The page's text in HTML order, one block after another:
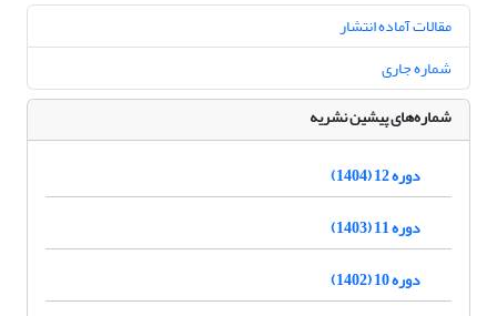
مقالات آماده انتشار
شماره جاری
شماره‌های پیشین نشریه
دوره 12 (1404)
دوره 11 (1403)
دوره 10 (1402)